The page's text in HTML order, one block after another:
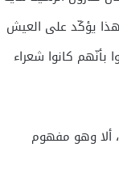
يؤكّد على العيش
بأنّهم كانوا شعراء
ألا وهو مفهوم